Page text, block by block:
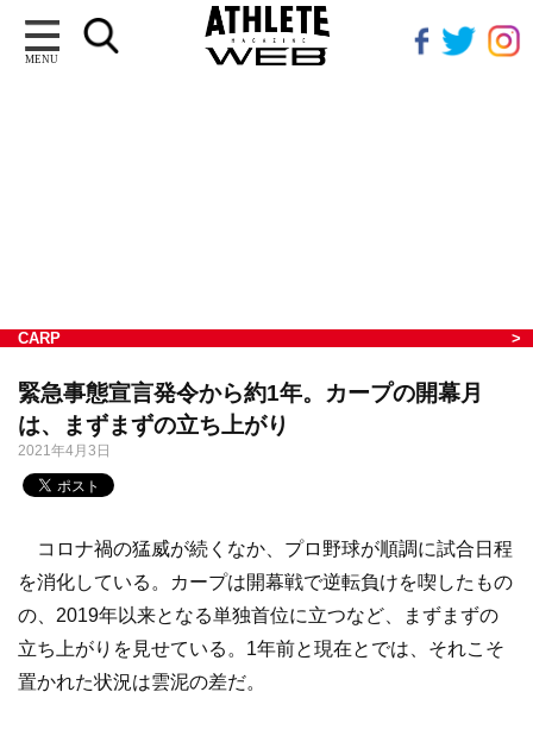
MENU
CARP
緊急事態宣言発令から約1年。カープの開幕月
は、まずまずの立ち上がり
2021年4月3日
コロナ禍の猛威が続くなか、プロ野球が順調に試合日程
を消化している。カープは開幕戦で逆転負けを喫したもの
の、2019年以来となる単独首位に立つなど、まずまずの
立ち上がりを見せている。1年前と現在とでは、それこそ
置かれた状況は雲泥の差だ。